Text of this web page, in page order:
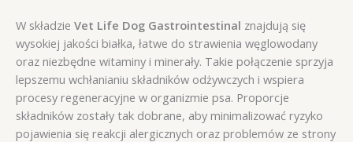
W składzie Vet Life Dog Gastrointestinal znajdują się
wysokiej jakości białka, łatwe do strawienia węglowodany
oraz niezbędne witaminy i minerały. Takie połączenie sprzyja
lepszemu wchłanianiu składników odżywczych i wspiera
procesy regeneracyjne w organizmie psa. Proporcje
składników zostały tak dobrane, aby minimalizować ryzyko
pojawienia się reakcji alergicznych oraz problemów ze strony